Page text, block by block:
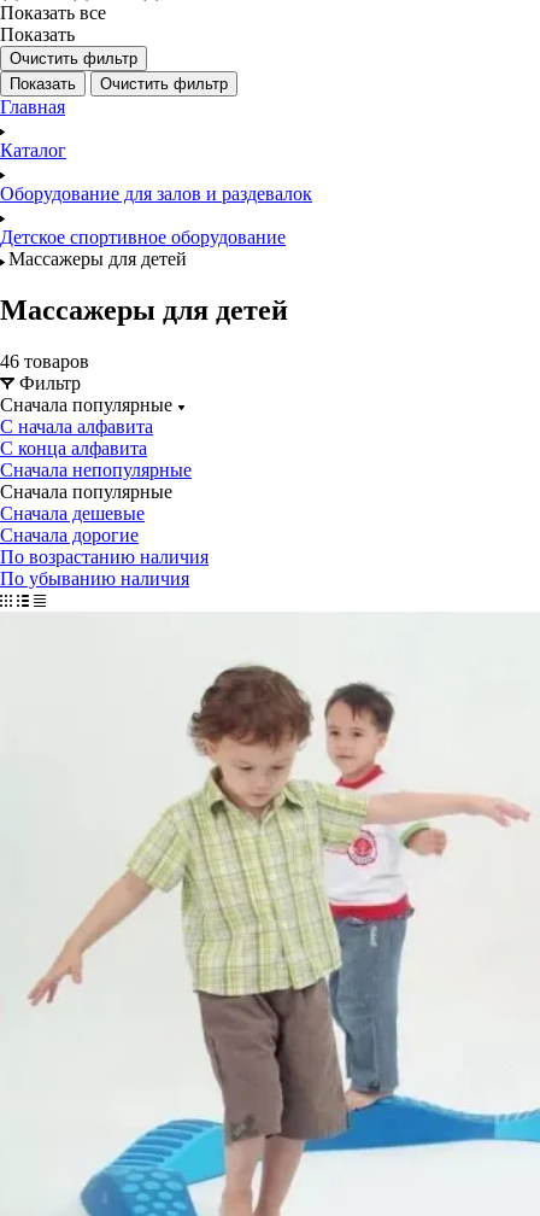
Показать все
Показать
Очистить фильтр
Показать
Очистить фильтр
Главная
Каталог
Оборудование для залов и раздевалок
Детское спортивное оборудование
Массажеры для детей
Массажеры для детей
46 товаров
Фильтр
Сначала популярные
С начала алфавита
С конца алфавита
Сначала непопулярные
Сначала популярные
Сначала дешевые
Сначала дорогие
По возрастанию наличия
По убыванию наличия